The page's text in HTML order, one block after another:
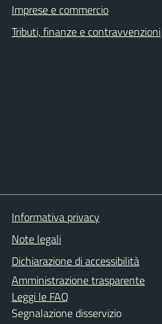
Imprese e commercio
Tributi, finanze e contravvenzioni
Informativa privacy
Note legali
Dichiarazione di accessibilità
Amministrazione trasparente
Leggi le FAQ
Segnalazione disservizio